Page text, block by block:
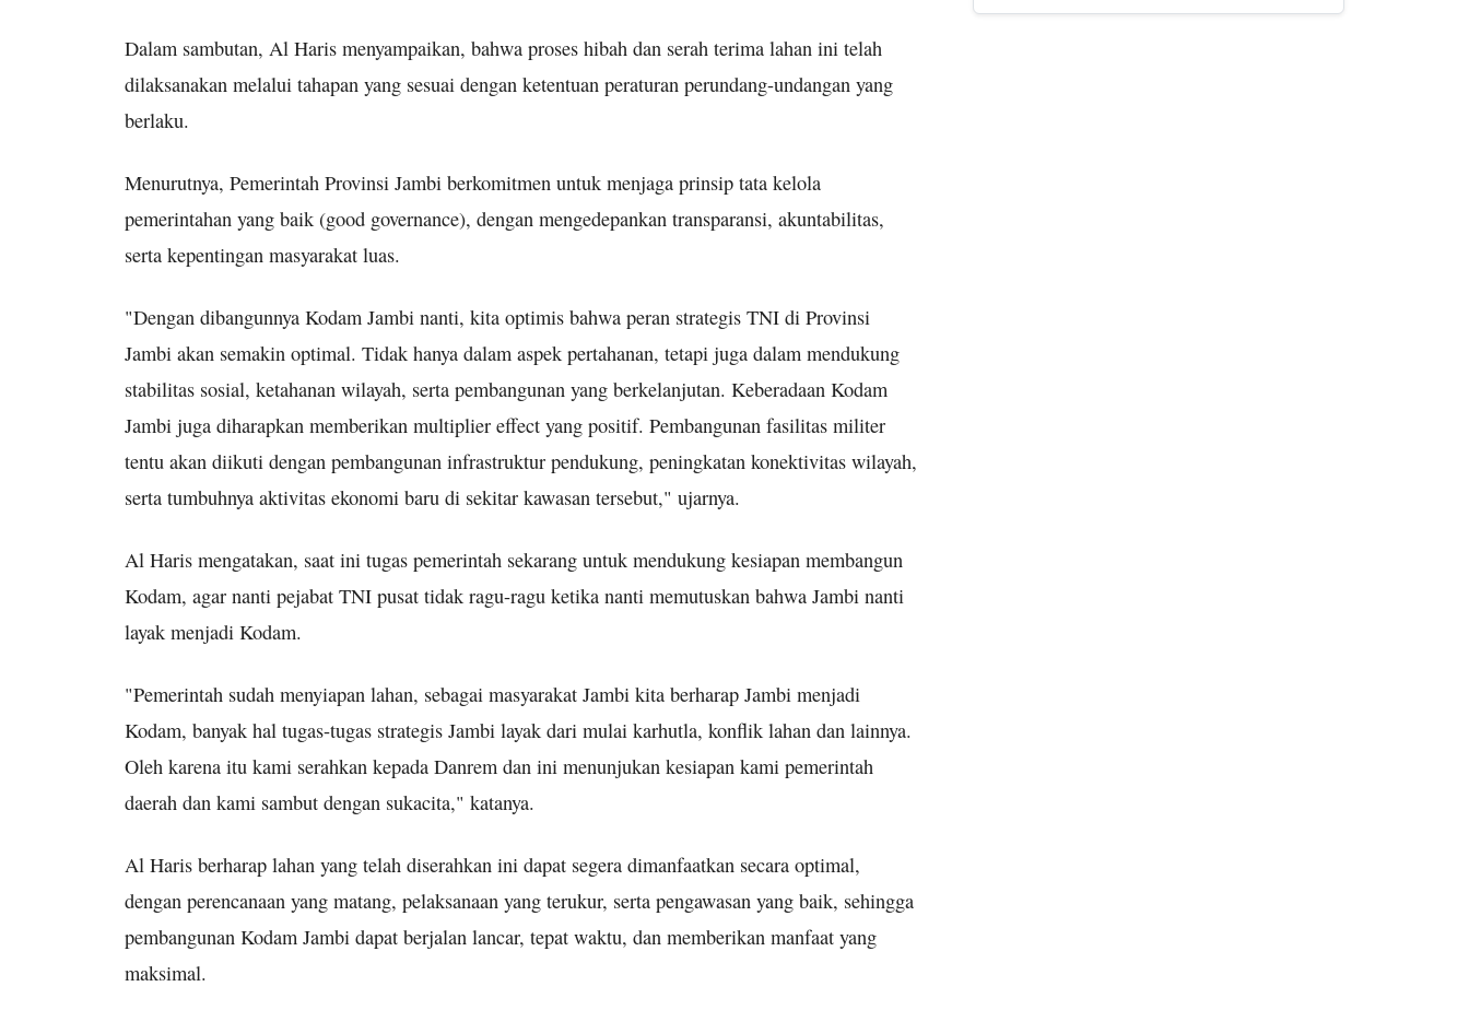
Dalam sambutan, Al Haris menyampaikan, bahwa proses hibah dan serah terima lahan ini telah
dilaksanakan melalui tahapan yang sesuai dengan ketentuan peraturan perundang-undangan yang
berlaku.
Menurutnya, Pemerintah Provinsi Jambi berkomitmen untuk menjaga prinsip tata kelola
pemerintahan yang baik (good governance), dengan mengedepankan transparansi, akuntabilitas,
serta kepentingan masyarakat luas.
"Dengan dibangunnya Kodam Jambi nanti, kita optimis bahwa peran strategis TNI di Provinsi
Jambi akan semakin optimal. Tidak hanya dalam aspek pertahanan, tetapi juga dalam mendukung
stabilitas sosial, ketahanan wilayah, serta pembangunan yang berkelanjutan. Keberadaan Kodam
Jambi juga diharapkan memberikan multiplier effect yang positif. Pembangunan fasilitas militer
tentu akan diikuti dengan pembangunan infrastruktur pendukung, peningkatan konektivitas wilayah,
serta tumbuhnya aktivitas ekonomi baru di sekitar kawasan tersebut," ujarnya.
Al Haris mengatakan, saat ini tugas pemerintah sekarang untuk mendukung kesiapan membangun
Kodam, agar nanti pejabat TNI pusat tidak ragu-ragu ketika nanti memutuskan bahwa Jambi nanti
layak menjadi Kodam.
"Pemerintah sudah menyiapan lahan, sebagai masyarakat Jambi kita berharap Jambi menjadi
Kodam, banyak hal tugas-tugas strategis Jambi layak dari mulai karhutla, konflik lahan dan lainnya.
Oleh karena itu kami serahkan kepada Danrem dan ini menunjukan kesiapan kami pemerintah
daerah dan kami sambut dengan sukacita," katanya.
Al Haris berharap lahan yang telah diserahkan ini dapat segera dimanfaatkan secara optimal,
dengan perencanaan yang matang, pelaksanaan yang terukur, serta pengawasan yang baik, sehingga
pembangunan Kodam Jambi dapat berjalan lancar, tepat waktu, dan memberikan manfaat yang
maksimal.